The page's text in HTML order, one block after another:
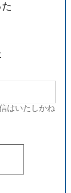
はいたしかね